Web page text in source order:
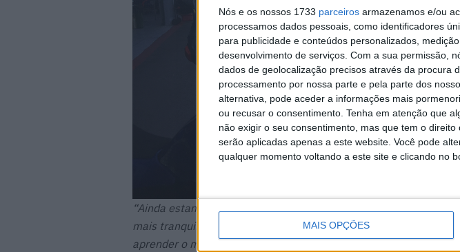
Nós e os nossos 1733 parceiros armazenamos e/ou
processamos dados pessoais, como identificadores
para publicidade e conteúdos personalizados,
desenvolvimento de serviços. Com a sua permissão,
dados de geolocalização precisos através da procura
processamento por nossa parte e pela parte dos
alternativa, pode aceder a informações mais
ou recusar o consentimento. Tenha em atenção que
não exigir o seu consentimento, mas que tem o
serão aplicadas apenas a este website. Você pode
qualquer momento voltando a este site e clicando no
MAIS OPÇÕES
“Ainda estamos à procura de alguns patrocínios para assegurar
mais tranquilos no fim do campeonato mas acho que é um
aprender o mais que puder!”